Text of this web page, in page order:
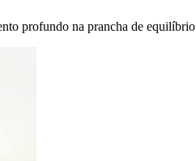
profundo na prancha de equilíbrio